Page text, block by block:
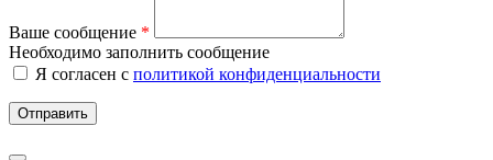
Ваше сообщение *
Необходимо заполнить сообщение
Я согласен с политикой конфиденциальности
Отправить